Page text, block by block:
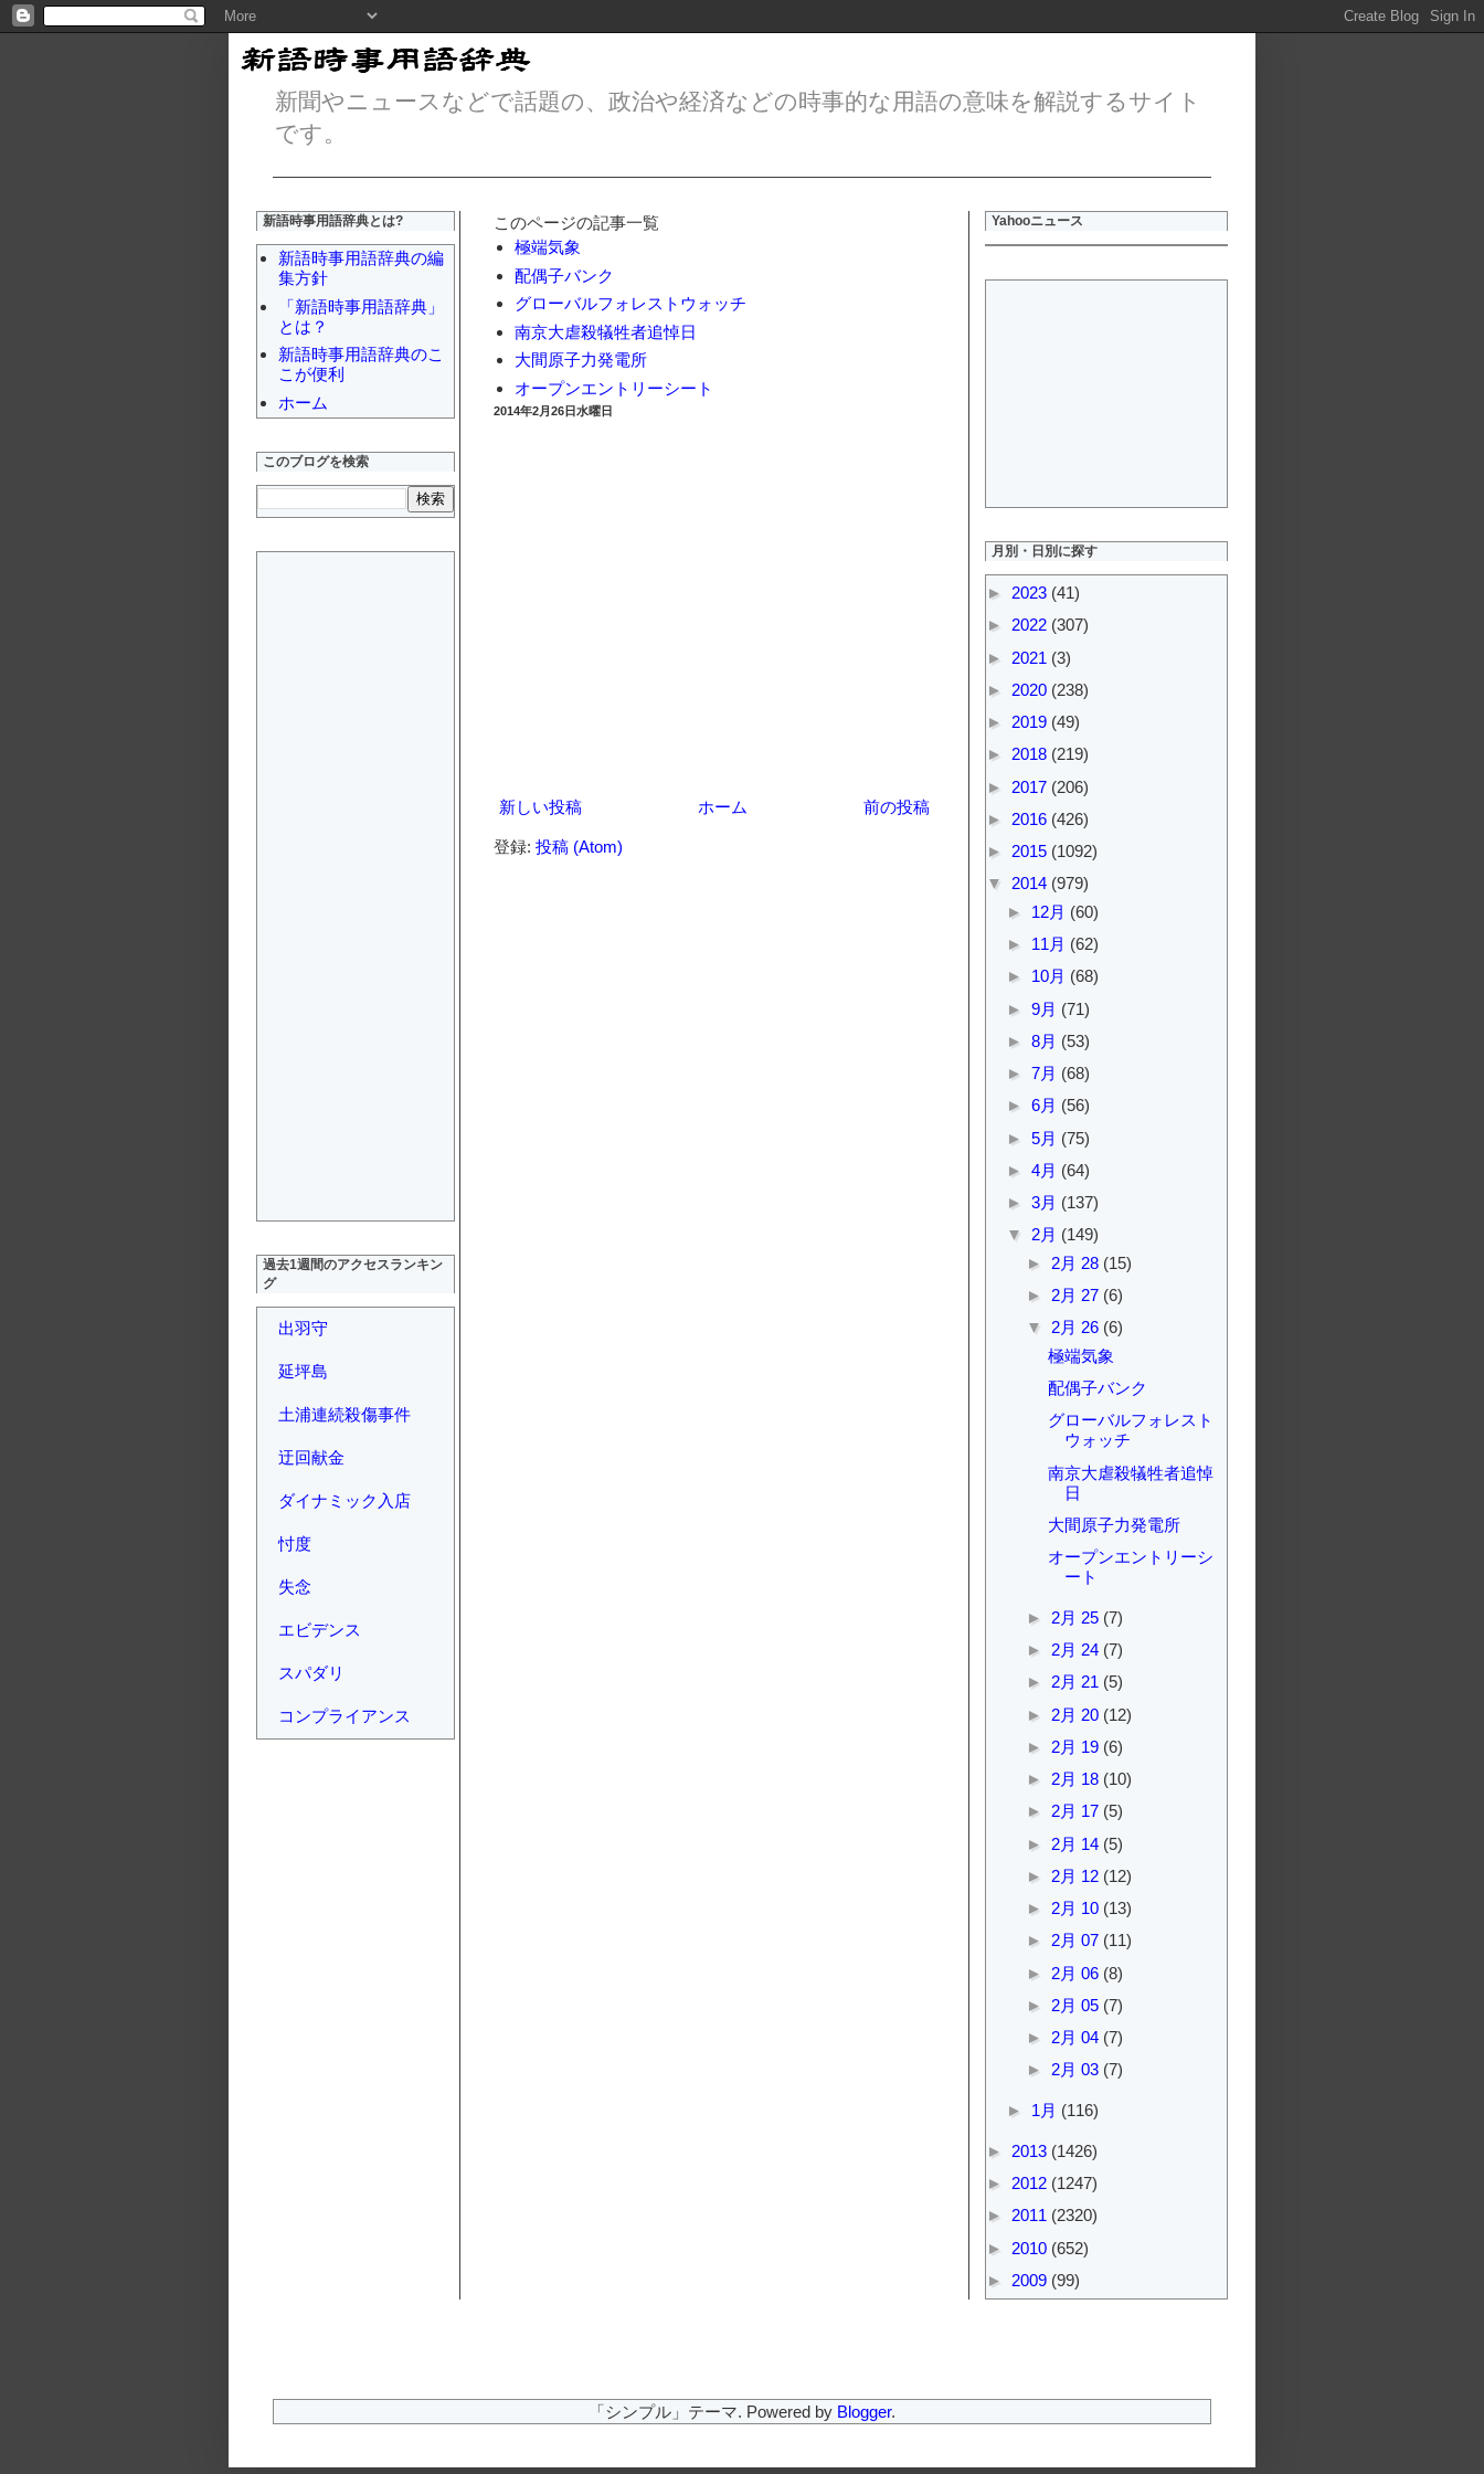
新聞やニュースなどで話題の、政治や経済などの時事的な用語の意味を解説するサイト
です。
このページの記事一覧
極端気象
配偶子バンク
グローバルフォレストウォッチ
南京大虐殺犠牲者追悼日
大間原子力発電所
オープンエントリーシート
2014年2月26日水曜日
新しい投稿 前の投稿
ホーム
登録: 投稿 (Atom)
新語時事用語辞典とは?
新語時事用語辞典の編
集方針
「新語時事用語辞典」
とは？
新語時事用語辞典のこ
こが便利
ホーム
このブログを検索
過去1週間のアクセスランキン
グ
出羽守
延坪島
土浦連続殺傷事件
迂回献金
ダイナミック入店
忖度
失念
エビデンス
スパダリ
コンプライアンス
Yahooニュース
月別・日別に探す
► 2023 (41)
► 2022 (307)
► 2021 (3)
► 2020 (238)
► 2019 (49)
► 2018 (219)
► 2017 (206)
► 2016 (426)
► 2015 (1092)
▼ 2014 (979)
► 12月 (60)
► 11月 (62)
► 10月 (68)
► 9月 (71)
► 8月 (53)
► 7月 (68)
► 6月 (56)
► 5月 (75)
► 4月 (64)
► 3月 (137)
▼ 2月 (149)
► 2月 28 (15)
► 2月 27 (6)
▼ 2月 26 (6)
極端気象
配偶子バンク
グローバルフォレスト
ウォッチ
南京大虐殺犠牲者追悼
日
大間原子力発電所
オープンエントリーシ
ート
► 2月 25 (7)
► 2月 24 (7)
► 2月 21 (5)
► 2月 20 (12)
► 2月 19 (6)
► 2月 18 (10)
► 2月 17 (5)
► 2月 14 (5)
► 2月 12 (12)
► 2月 10 (13)
► 2月 07 (11)
► 2月 06 (8)
► 2月 05 (7)
► 2月 04 (7)
► 2月 03 (7)
► 1月 (116)
► 2013 (1426)
► 2012 (1247)
► 2011 (2320)
► 2010 (652)
► 2009 (99)
「シンプル」テーマ. Powered by Blogger.